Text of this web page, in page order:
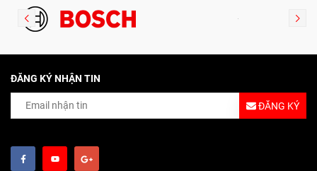
ĐĂNG KÝ NHẬN TIN
ĐĂNG KÝ